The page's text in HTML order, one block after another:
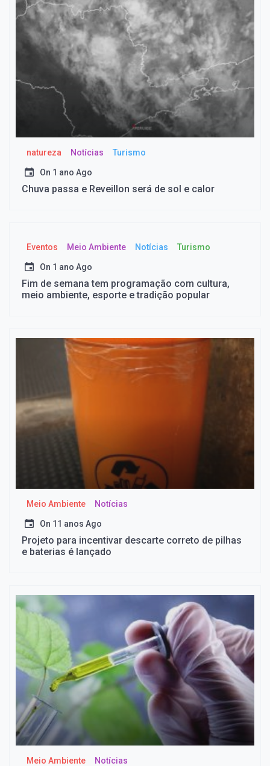
natureza Notícias Turismo
On 1 ano Ago
Chuva passa e Reveillon será de sol e calor
Eventos Meio Ambiente Notícias Turismo
On 1 ano Ago
Fim de semana tem programação com cultura,
meio ambiente, esporte e tradição popular
Meio Ambiente Notícias
On 11 anos Ago
Projeto para incentivar descarte correto de pilhas
e baterias é lançado
Meio Ambiente Notícias